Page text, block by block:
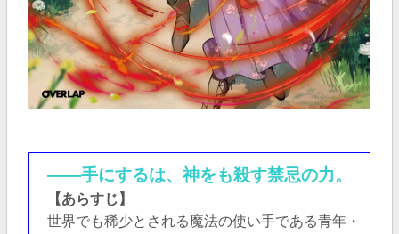
――手にするは、神をも殺す禁忌の力。
【あらすじ】
世界でも稀少とされる魔法の使い手である青年・